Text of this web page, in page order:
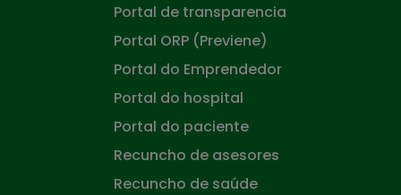
Portal de transparencia
Portal ORP (Previene)
Portal do Emprendedor
Portal do hospital
Portal do paciente
Recuncho de asesores
Recuncho de saúde